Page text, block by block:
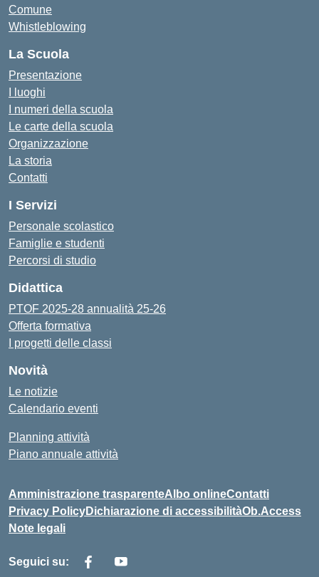
Comune
Whistleblowing
La Scuola
Presentazione
I luoghi
I numeri della scuola
Le carte della scuola
Organizzazione
La storia
Contatti
I Servizi
Personale scolastico
Famiglie e studenti
Percorsi di studio
Didattica
PTOF 2025-28 annualità 25-26
Offerta formativa
I progetti delle classi
Novità
Le notizie
Calendario eventi
Planning attività
Piano annuale attività
Amministrazione trasparenteAlbo onlineContatti
Privacy PolicyDichiarazione di accessibilitàOb.Access
Note legali
Seguici su: